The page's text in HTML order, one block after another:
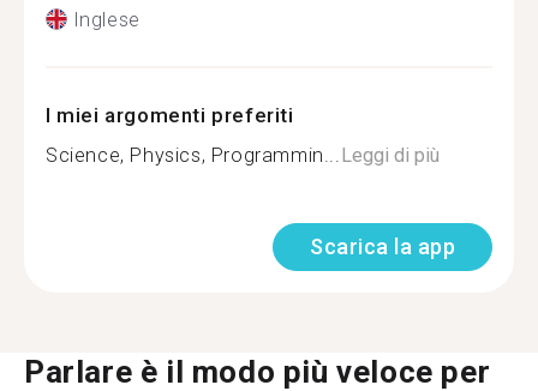
Inglese
I miei argomenti preferiti
Science, Physics, Programmin... Leggi di più
Scarica la app
Parlare è il modo più veloce per